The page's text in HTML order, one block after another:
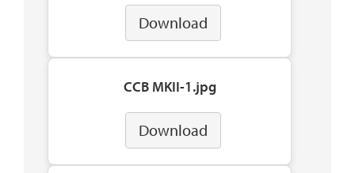
Download
CCB MKII-1.jpg
Download